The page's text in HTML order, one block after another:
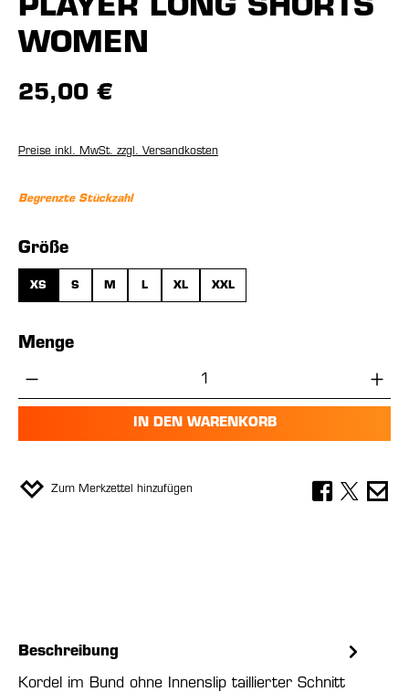
PLAYER LONG SHORTS
WOMEN
25,00 €
Preise inkl. MwSt. zzgl. Versandkosten
Begrenzte Stückzahl
Größeauswählen
XS S M L XL XXL
Menge
Produkt Anzahl: Gib den gewünschten
IN DEN WARENKORB
Zum Merkzettel hinzufügen
Beschreibung
Kordel im Bund ohne Innenslip taillierter Schnitt